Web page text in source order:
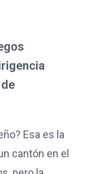
Esa es la
cantón en el